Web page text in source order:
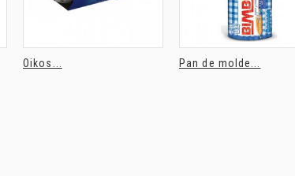
Oikos... Pan de molde...